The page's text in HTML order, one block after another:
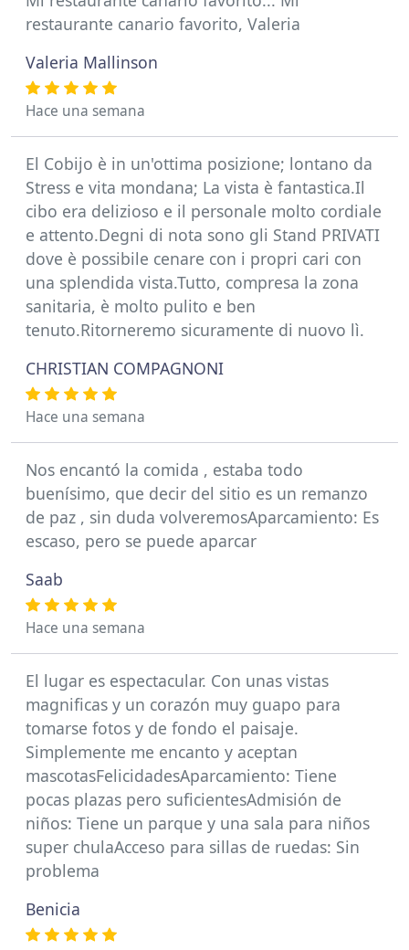
restaurante canario favorito, Valeria
Valeria Mallinson
Hace una semana
El Cobijo è in un'ottima posizione; lontano da
Stress e vita mondana; La vista è fantastica.Il
cibo era delizioso e il personale molto cordiale
e attento.Degni di nota sono gli Stand PRIVATI
dove è possibile cenare con i propri cari con
una splendida vista.Tutto, compresa la zona
sanitaria, è molto pulito e ben
tenuto.Ritorneremo sicuramente di nuovo lì.
CHRISTIAN COMPAGNONI
Hace una semana
Nos encantó la comida , estaba todo
buenísimo, que decir del sitio es un remanzo
de paz , sin duda volveremosAparcamiento: Es
escaso, pero se puede aparcar
Saab
Hace una semana
El lugar es espectacular. Con unas vistas
magnificas y un corazón muy guapo para
tomarse fotos y de fondo el paisaje.
Simplemente me encanto y aceptan
mascotasFelicidadesAparcamiento: Tiene
pocas plazas pero suficientesAdmisión de
niños: Tiene un parque y una sala para niños
super chulaAcceso para sillas de ruedas: Sin
problema
Benicia